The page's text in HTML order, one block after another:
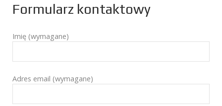
Formularz kontaktowy
Imię (wymagane)
Adres email (wymagane)